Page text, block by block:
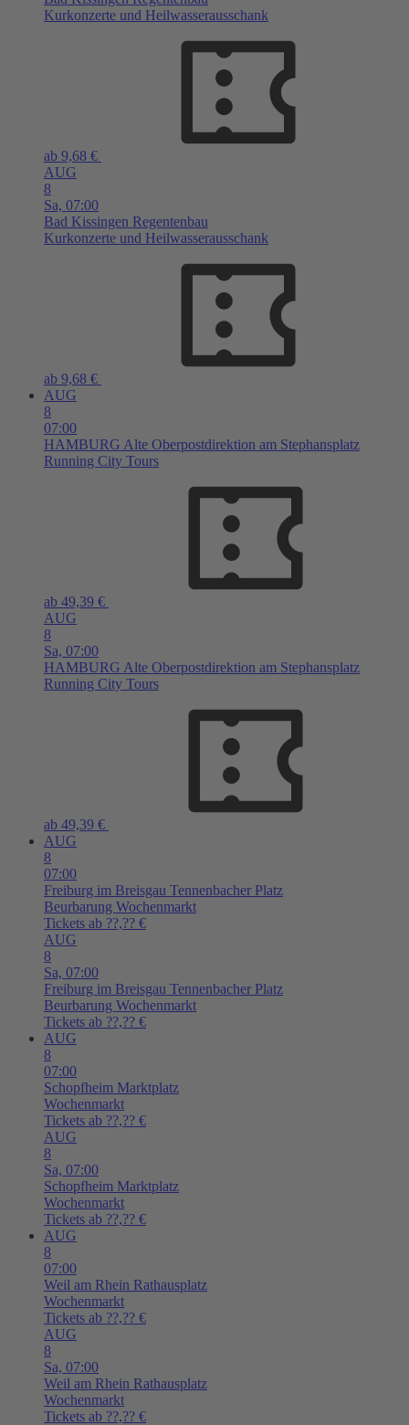
Kurkonzerte und Heilwasserausschank
ab 9,68 €
AUG
8
Sa, 07:00
Bad Kissingen Regentenbau
Kurkonzerte und Heilwasserausschank
ab 9,68 €
AUG
8
07:00
HAMBURG Alte Oberpostdirektion am Stephansplatz
Running City Tours
ab 49,39 €
AUG
8
Sa, 07:00
HAMBURG Alte Oberpostdirektion am Stephansplatz
Running City Tours
ab 49,39 €
AUG
8
07:00
Freiburg im Breisgau Tennenbacher Platz
Beurbarung Wochenmarkt
Tickets ab ??,?? €
AUG
8
Sa, 07:00
Freiburg im Breisgau Tennenbacher Platz
Beurbarung Wochenmarkt
Tickets ab ??,?? €
AUG
8
07:00
Schopfheim Marktplatz
Wochenmarkt
Tickets ab ??,?? €
AUG
8
Sa, 07:00
Schopfheim Marktplatz
Wochenmarkt
Tickets ab ??,?? €
AUG
8
07:00
Weil am Rhein Rathausplatz
Wochenmarkt
Tickets ab ??,?? €
AUG
8
Sa, 07:00
Weil am Rhein Rathausplatz
Wochenmarkt
Tickets ab ??,?? €